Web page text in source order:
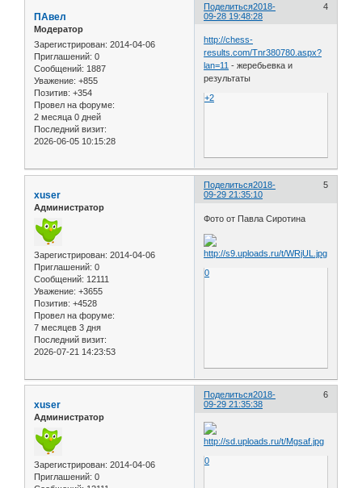
Поделиться 4
2018-
09-28 19:48:28
ПАвел
Модератор
Зарегистрирован: 2014-04-06
Приглашений: 0
Сообщений: 1887
Уважение: +855
Позитив: +354
Провел на форуме:
2 месяца 0 дней
Последний визит:
2026-06-05 10:15:28
http://chess-
results.com/Tnr380780.aspx?
lan=11 - жеребьевка и
результаты
+2
Поделиться 5
2018-
09-29 21:35:10
xuser
Администратор
Зарегистрирован: 2014-04-06
Приглашений: 0
Сообщений: 12111
Уважение: +3655
Позитив: +4528
Провел на форуме:
7 месяцев 3 дня
Последний визит:
2026-07-21 14:23:53
Фото от Павла Сиротина
0
Поделиться 6
2018-
09-29 21:35:38
xuser
Администратор
Зарегистрирован: 2014-04-06
Приглашений: 0
0